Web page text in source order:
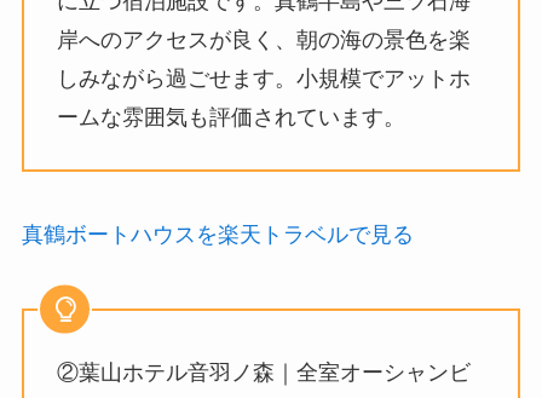
岸へのアクセスが良く、朝の海の景色を楽
しみながら過ごせます。小規模でアットホ
ームな雰囲気も評価されています。
真鶴ボートハウスを楽天トラベルで見る
②葉山ホテル音羽ノ森｜全室オーシャンビ